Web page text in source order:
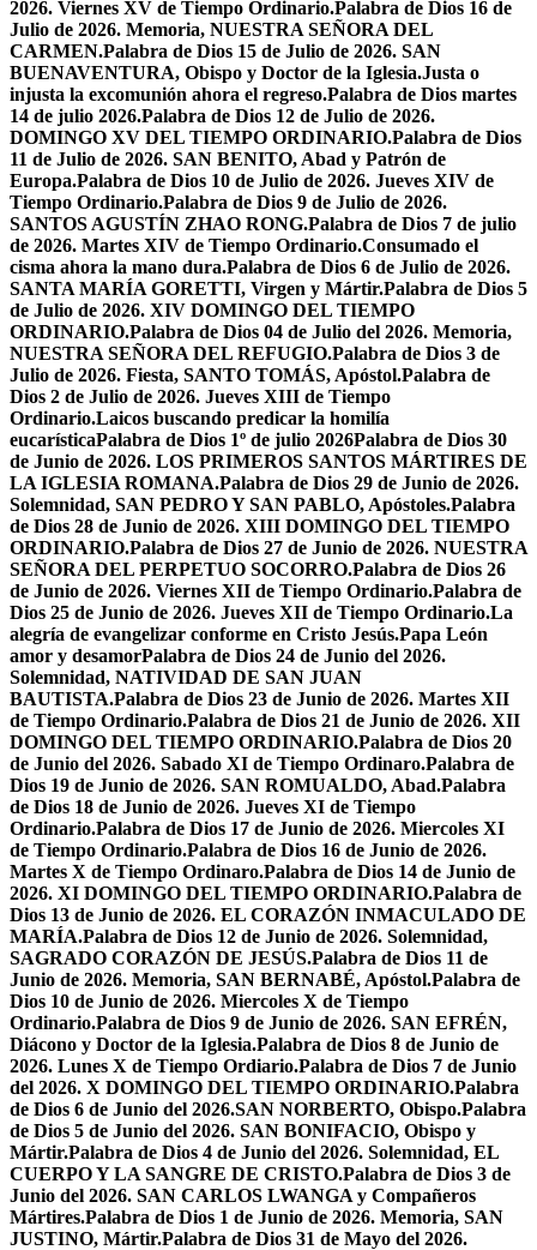
2026. Viernes XV de Tiempo Ordinario.Palabra de Dios 16 de
Julio de 2026. Memoria, NUESTRA SEÑORA DEL
CARMEN.Palabra de Dios 15 de Julio de 2026. SAN
BUENAVENTURA, Obispo y Doctor de la Iglesia.Justa o
injusta la excomunión ahora el regreso.Palabra de Dios martes
14 de julio 2026.Palabra de Dios 12 de Julio de 2026.
DOMINGO XV DEL TIEMPO ORDINARIO.Palabra de Dios
11 de Julio de 2026. SAN BENITO, Abad y Patrón de
Europa.Palabra de Dios 10 de Julio de 2026. Jueves XIV de
Tiempo Ordinario.Palabra de Dios 9 de Julio de 2026.
SANTOS AGUSTÍN ZHAO RONG.Palabra de Dios 7 de julio
de 2026. Martes XIV de Tiempo Ordinario.Consumado el
cisma ahora la mano dura.Palabra de Dios 6 de Julio de 2026.
SANTA MARÍA GORETTI, Virgen y Mártir.Palabra de Dios 5
de Julio de 2026. XIV DOMINGO DEL TIEMPO
ORDINARIO.Palabra de Dios 04 de Julio del 2026. Memoria,
NUESTRA SEÑORA DEL REFUGIO.Palabra de Dios 3 de
Julio de 2026. Fiesta, SANTO TOMÁS, Apóstol.Palabra de
Dios 2 de Julio de 2026. Jueves XIII de Tiempo
Ordinario.Laicos buscando predicar la homilía
eucarísticaPalabra de Dios 1º de julio 2026Palabra de Dios 30
de Junio de 2026. LOS PRIMEROS SANTOS MÁRTIRES DE
LA IGLESIA ROMANA.Palabra de Dios 29 de Junio de 2026.
Solemnidad, SAN PEDRO Y SAN PABLO, Apóstoles.Palabra
de Dios 28 de Junio de 2026. XIII DOMINGO DEL TIEMPO
ORDINARIO.Palabra de Dios 27 de Junio de 2026. NUESTRA
SEÑORA DEL PERPETUO SOCORRO.Palabra de Dios 26
de Junio de 2026. Viernes XII de Tiempo Ordinario.Palabra de
Dios 25 de Junio de 2026. Jueves XII de Tiempo Ordinario.La
alegría de evangelizar conforme en Cristo Jesús.Papa León
amor y desamorPalabra de Dios 24 de Junio del 2026.
Solemnidad, NATIVIDAD DE SAN JUAN
BAUTISTA.Palabra de Dios 23 de Junio de 2026. Martes XII
de Tiempo Ordinario.Palabra de Dios 21 de Junio de 2026. XII
DOMINGO DEL TIEMPO ORDINARIO.Palabra de Dios 20
de Junio del 2026. Sabado XI de Tiempo Ordinaro.Palabra de
Dios 19 de Junio de 2026. SAN ROMUALDO, Abad.Palabra
de Dios 18 de Junio de 2026. Jueves XI de Tiempo
Ordinario.Palabra de Dios 17 de Junio de 2026. Miercoles XI
de Tiempo Ordinario.Palabra de Dios 16 de Junio de 2026.
Martes X de Tiempo Ordinaro.Palabra de Dios 14 de Junio de
2026. XI DOMINGO DEL TIEMPO ORDINARIO.Palabra de
Dios 13 de Junio de 2026. EL CORAZÓN INMACULADO DE
MARÍA.Palabra de Dios 12 de Junio de 2026. Solemnidad,
SAGRADO CORAZÓN DE JESÚS.Palabra de Dios 11 de
Junio de 2026. Memoria, SAN BERNABÉ, Apóstol.Palabra de
Dios 10 de Junio de 2026. Miercoles X de Tiempo
Ordinario.Palabra de Dios 9 de Junio de 2026. SAN EFRÉN,
Diácono y Doctor de la Iglesia.Palabra de Dios 8 de Junio de
2026. Lunes X de Tiempo Ordiario.Palabra de Dios 7 de Junio
del 2026. X DOMINGO DEL TIEMPO ORDINARIO.Palabra
de Dios 6 de Junio del 2026.SAN NORBERTO, Obispo.Palabra
de Dios 5 de Junio del 2026. SAN BONIFACIO, Obispo y
Mártir.Palabra de Dios 4 de Junio del 2026. Solemnidad, EL
CUERPO Y LA SANGRE DE CRISTO.Palabra de Dios 3 de
Junio del 2026. SAN CARLOS LWANGA y Compañeros
Mártires.Palabra de Dios 1 de Junio de 2026. Memoria, SAN
JUSTINO, Mártir.Palabra de Dios 31 de Mayo del 2026.